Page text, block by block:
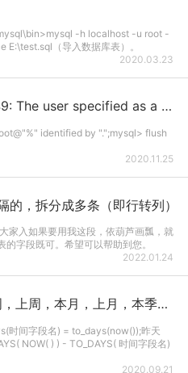
-h localhost -u root -
E:\test.sql（导入数据库表）。
2020.03.23
mysqldump: Got error: 1449: The user specified as a definer ('root'@'%') does not exist when ...
identified by ".";mysql> flush
2020.11.25
，拆分成多条（即行转列）
家入如果要用我这段，依葫芦画瓢，就
字段既可。希望可以帮助到您。
2022.01.24
mysql查询今天，昨天，本周，上周，本月，上月，本季度，上季度，本年，去年的数据
时间字段名) = to_days(now());昨天
NOW( ) ) - TO_DAYS( 时间字段名)
2020.09.21